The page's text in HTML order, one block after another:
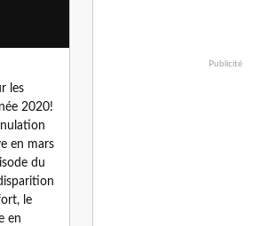
les
2020!
en mars
du
le
en
Publicité